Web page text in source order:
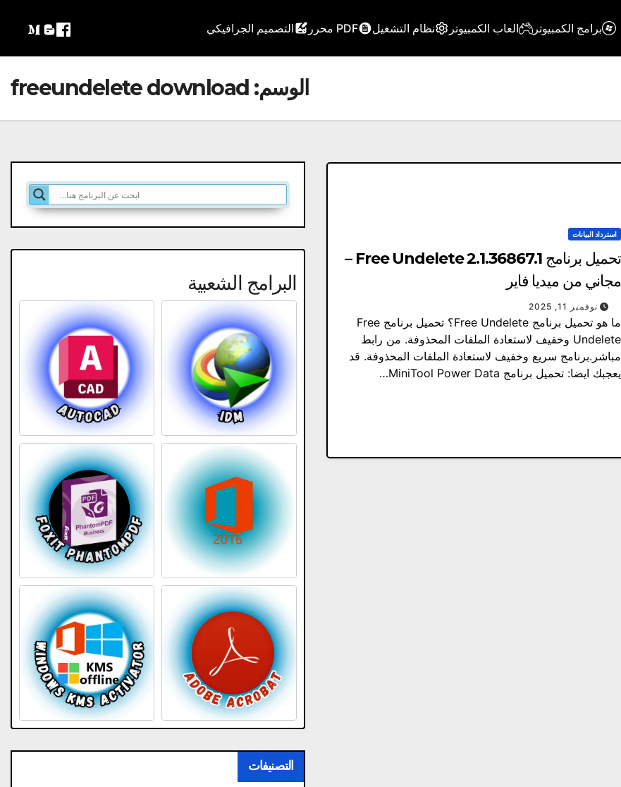
برامج الكمبيوتر العاب الكمبيوتر نظام التشغيل PDF محرر التصميم الجرافيكي
الوسم: freeundelete download
استرداد البيانات
تحميل برنامج Free Undelete 2.1.36867.1 –
مجاني من ميديا ​​فاير
نوفمبر 11, 2025
ما هو تحميل برنامج Free Undelete؟ تحميل برنامج Free
Undelete وخفيف لاستعادة الملفات المحذوفة. من رابط
مباشر.برنامج سريع وخفيف لاستعادة الملفات المحذوفة. قد
يعجبك ايضا: تحميل برنامج MiniTool Power Data…
البرامج الشعبية
التصنيفات